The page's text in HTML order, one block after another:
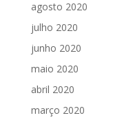
agosto 2020
julho 2020
junho 2020
maio 2020
abril 2020
março 2020